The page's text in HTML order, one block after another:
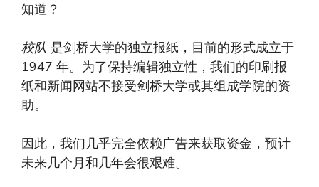
知道？
校队 是剑桥大学的独立报纸，目前的形式成立于
1947 年。为了保持编辑独立性，我们的印刷报
纸和新闻网站不接受剑桥大学或其组成学院的资
助。
因此，我们几乎完全依赖广告来获取资金，预计
未来几个月和几年会很艰难。